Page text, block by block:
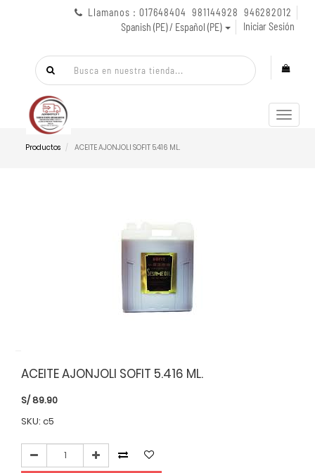
Llamanos : 017648404 981144928 946282012
Spanish (PE) / Español (PE)
Iniciar Sesión
Menú
de
Productos ACEITE AJONJOLI SOFIT 5.416 ML.
ACEITE AJONJOLI SOFIT 5.416 ML.
S/89.90
SKU: c5